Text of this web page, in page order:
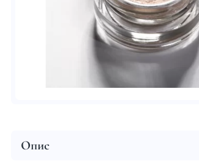
Опис